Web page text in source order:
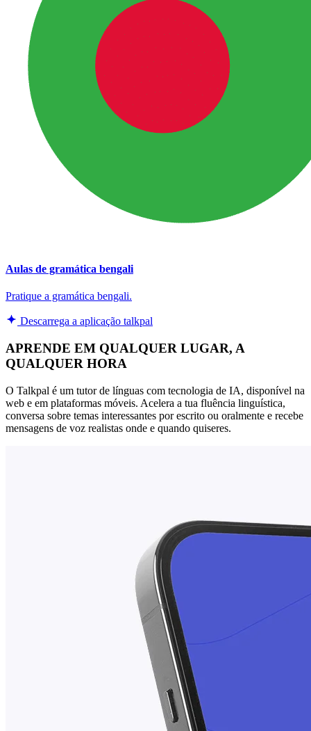
Aulas de gramática bengali
Pratique a gramática bengali.
Descarrega a aplicação talkpal
APRENDE EM QUALQUER LUGAR, A
QUALQUER HORA
O Talkpal é um tutor de línguas com tecnologia de IA, disponível na
web e em plataformas móveis. Acelera a tua fluência linguística,
conversa sobre temas interessantes por escrito ou oralmente e recebe
mensagens de voz realistas onde e quando quiseres.